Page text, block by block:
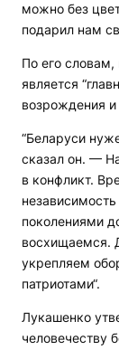
можно без
подарил нам
По его словам,
является
возрождения и
“Беларуси
сказал он. —
в конфликт.
поколениями
восхищаемся.
укрепляем
патриотами“.
Лукашенко
человечеству